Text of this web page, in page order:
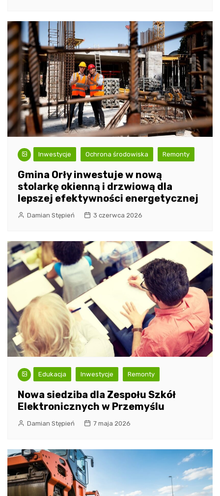
Inwestycje Ochrona środowiska Remonty
Gmina Orły inwestuje w nową
stolarkę okienną i drzwiową dla
lepszej efektywności energetycznej
Damian Stępień 3 czerwca 2026
Edukacja Inwestycje Remonty
Nowa siedziba dla Zespołu Szkół
Elektronicznych w Przemyślu
Damian Stępień 7 maja 2026